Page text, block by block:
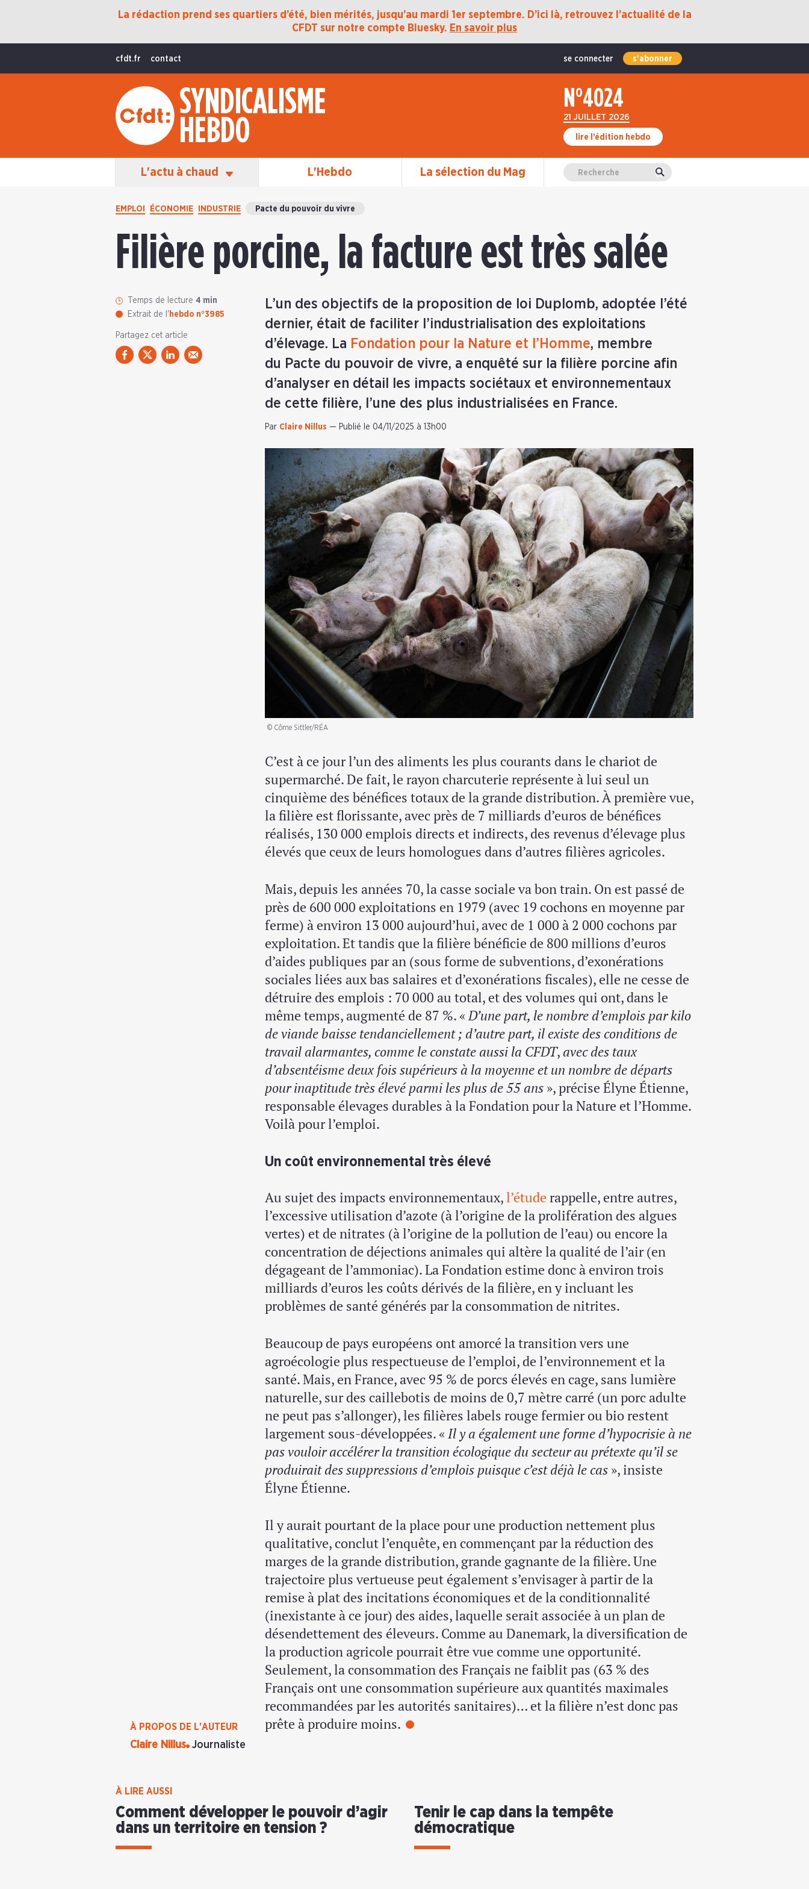
La rédaction prend ses quartiers d’été, bien mérités, jusqu’au mardi 1er septembre. D’ici là, retrouvez l’actualité de la
CFDT sur notre compte Bluesky. En savoir plus
cfdt.fr contact se connecter s'abonner
SYNDICALISME
HEBDO
N°4024
21 JUILLET 2026
lire l’édition hebdo
L'actu à chaud
Protection Sociale
International
La Vie De La CFDT
Les Équipes En Action L'Hebdo La sélection du Mag Valider
EMPLOI ÉCONOMIE INDUSTRIE Pacte du pouvoir du vivre
Filière porcine, la facture est très salée
Temps de lecture 4 min
Extrait de l' hebdo n°3985
Partagez cet article
L’un des objectifs de la proposition de loi Duplomb, adoptée l’été
dernier, était de faciliter l’industrialisation des exploitations
d’élevage. La Fondation pour la Nature et l’Homme, membre
du Pacte du pouvoir de vivre, a enquêté sur la filière porcine afin
d’analyser en détail les impacts sociétaux et environnementaux
de cette filière, l’une des plus industrialisées en France.
Par Claire Nillus — Publié le 04/11/2025 à 13h00
© Côme Sittler/RÉA
C’est à ce jour l’un des aliments les plus courants dans le chariot de
supermarché. De fait, le rayon charcuterie représente à lui seul un
cinquième des bénéfices totaux de la grande distribution. À première vue,
la filière est florissante, avec près de 7 milliards d’euros de bénéfices
réalisés, 130 000 emplois directs et indirects, des revenus d’élevage plus
élevés que ceux de leurs homologues dans d’autres filières agricoles.
Mais, depuis les années 70, la casse sociale va bon train. On est passé de
près de 600 000 exploitations en 1979 (avec 19 cochons en moyenne par
ferme) à environ 13 000 aujourd’hui, avec de 1 000 à 2 000 cochons par
exploitation. Et tandis que la filière bénéficie de 800 millions d’euros
d’aides publiques par an (sous forme de subventions, d’exonérations
sociales liées aux bas salaires et d’exonérations fiscales), elle ne cesse de
détruire des emplois : 70 000 au total, et des volumes qui ont, dans le
même temps, augmenté de 87 %. «D’une part, le nombre d’emplois par kilo
de viande baisse tendanciellement ; d’autre part, il existe des conditions de
travail alarmantes, comme le constate aussi la CFDT, avec des taux
d’absentéisme deux fois supérieurs à la moyenne et un nombre de départs
pour inaptitude très élevé parmi les plus de 55 ans », précise Élyne Étienne,
responsable élevages durables à la Fondation pour la Nature et l’Homme.
Voilà pour l’emploi.
Un coût environnemental très élevé
Au sujet des impacts environnementaux,l’étude rappelle, entre autres,
l’excessive utilisation d’azote (à l’origine de la prolifération des algues
vertes) et de nitrates (à l’origine de la pollution de l’eau) ou encore la
concentration de déjections animales qui altère la qualité de l’air (en
dégageant de l’ammoniac). La Fondation estime donc à environ trois
milliards d’euros les coûts dérivés de la filière, en y incluant les
problèmes de santé générés par la consommation de nitrites.
Beaucoup de pays européens ont amorcé la transition vers une
agroécologie plus respectueuse de l’emploi, de l’environnement et la
santé. Mais, en France, avec 95 % de porcs élevés en cage, sans lumière
naturelle, sur des caillebotis de moins de 0,7 mètre carré (un porc adulte
ne peut pas s’allonger), les filières labels rouge fermier ou bio restent
largement sous-développées. « Il y a également une forme d’hypocrisie à ne
pas vouloir accélérer la transition écologique du secteur au prétexte qu’il se
produirait des suppressions d’emplois puisque c’est déjà le cas », insiste
Élyne Étienne.
À PROPOS DE L'AUTEUR
Claire Nillus Journaliste
Il y aurait pourtant de la place pour une production nettement plus
qualitative, conclut l’enquête, en commençant par la réduction des
marges de la grande distribution, grande gagnante de la filière. Une
trajectoire plus vertueuse peut également s’envisager à partir de la
remise à plat des incitations économiques et de la conditionnalité
(inexistante à ce jour) des aides, laquelle serait associée à un plan de
désendettement des éleveurs. Comme au Danemark, la diversification de
la production agricole pourrait être vue comme une opportunité.
Seulement, la consommation des Français ne faiblit pas (63 % des
Français ont une consommation supérieure aux quantités maximales
recommandées par les autorités sanitaires)… et la filière n’est donc pas
prête à produire moins.
À LIRE AUSSI
Comment développer le pouvoir d’agir
dans un territoire en tension ?
Tenir le cap dans la tempête
démocratique